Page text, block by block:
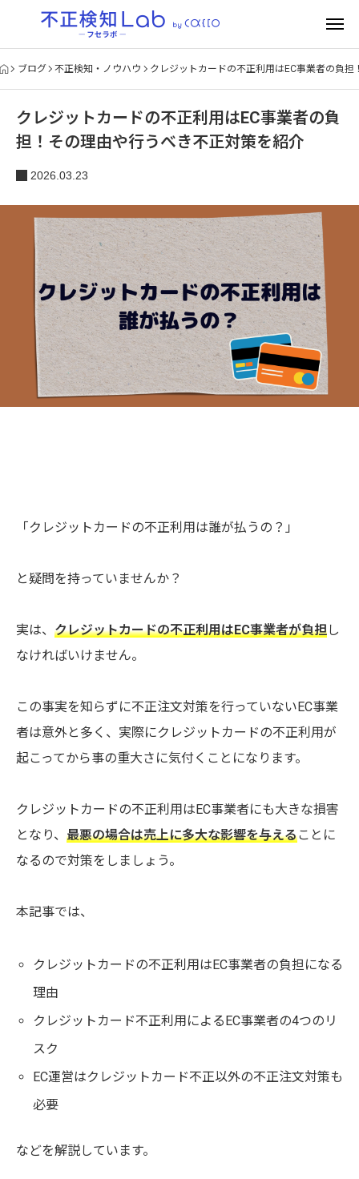
ブログ 不正検知・ノウハウ クレジットカードの不正利用はEC事業者の負
クレジットカードの不正利用はEC事業者の負
担！その理由や行うべき不正対策を紹介
2026.03.23
「クレジットカードの不正利用は誰が払うの？」
と疑問を持っていませんか？
実は、 クレジットカードの不正利用はEC事業者が負担し
なければいけません。
この事実を知らずに不正注文対策を行っていないEC事業
者は意外と多く、実際にクレジットカードの不正利用が
起こってから事の重大さに気付くことになります。
クレジットカードの不正利用はEC事業者にも大きな損害
となり、 最悪の場合は売上に多大な影響を与えることに
なるので対策をしましょう。
本記事では、
クレジットカードの不正利用はEC事業者の負担になる
理由
クレジットカード不正利用によるEC事業者の4つのリ
スク
EC運営はクレジットカード不正以外の不正注文対策も
必要
などを解説しています。